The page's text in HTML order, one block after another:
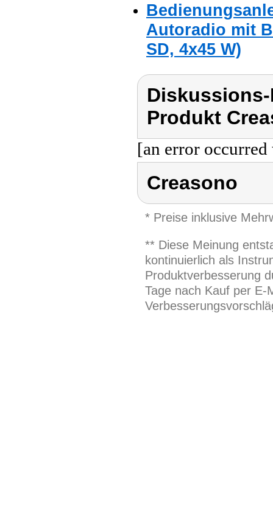
Autoradio mit
SD, 4x45 W)
Produkt
[an error
Creasono
* Preise inklusive
** Diese Meinung
kontinuierlich als
Produktverbesserung
Tage nach Kauf per E-